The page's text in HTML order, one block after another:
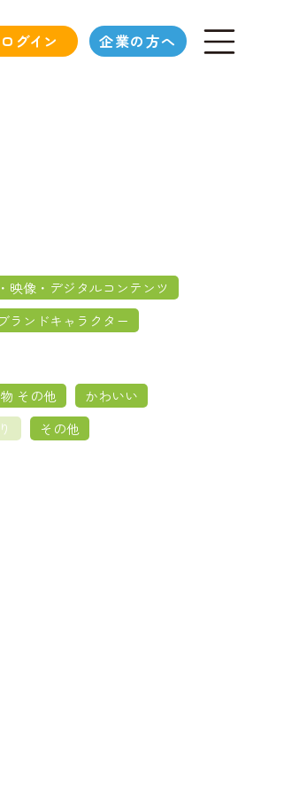
ログイン 企業の方へ
映像・デジタルコンテンツ
ブランドキャラクター
その他
かわいい
その他